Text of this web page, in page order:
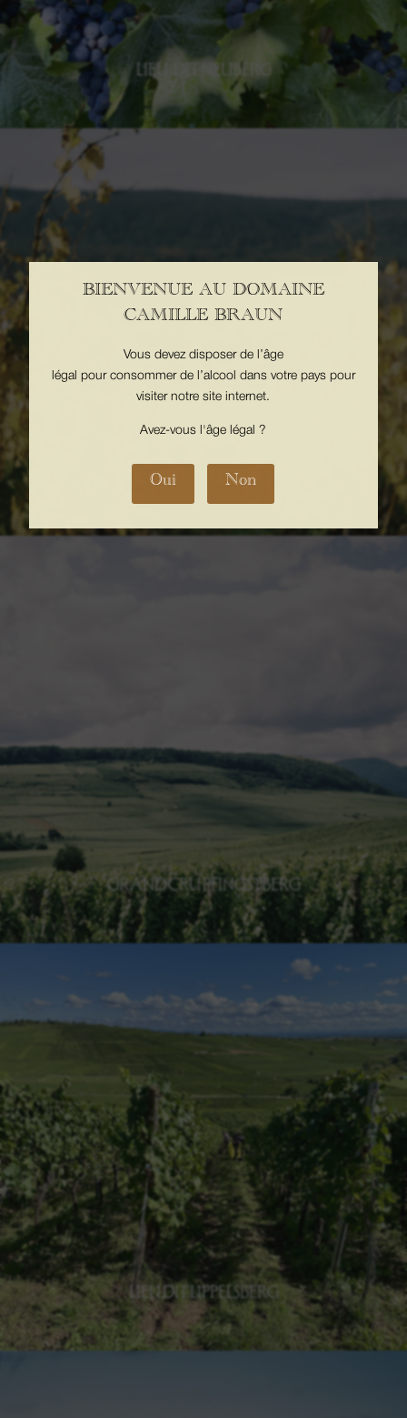
LIEU-DIT NEUBERG
LIEU-DIT NEUBERG
Découvrir le Neuberg
LIEU-DIT LUFT
Découvrir le Luft
GRAND CRU PFINGSTBERG
GRAND CRU PFINGSTBERG
Découvrir le Pfingstberg
LIEU DIT LIPPELSBERG
BIENVENUE AU DOMAINE
CAMILLE BRAUN
Vous devez disposer de l’âge
légal pour consommer de l’alcool dans votre pays pour
visiter notre site internet.
Avez-vous l'âge légal ?
Oui Non